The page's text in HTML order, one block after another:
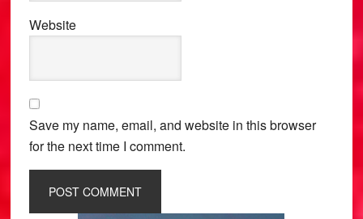
Website
Save my name, email, and website in this browser
for the next time I comment.